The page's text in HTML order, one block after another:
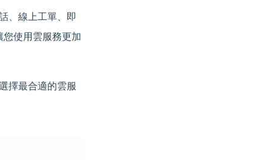
、線上工單、即
使用雲服務更加
擇最合適的雲服